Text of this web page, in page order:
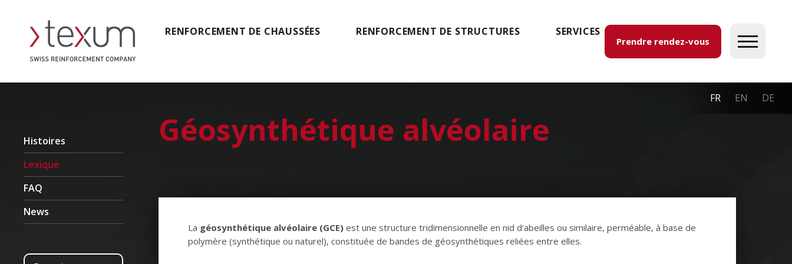
Prendre rendez-vous
FR EN DE
RENFORCEMENT DE CHAUSSÉES RENFORCEMENT DE STRUCTURES SERVICES
Histoires
Lexique
FAQ
News
Géosynthétique alvéolaire
La géosynthétique alvéolaire (GCE)est une structure tridimensionnelle en nid d'abeilles ou similaire, perméable, à base de
polymère (synthétique ou naturel), constituée de bandes de géosynthétiques reliées entre elles.